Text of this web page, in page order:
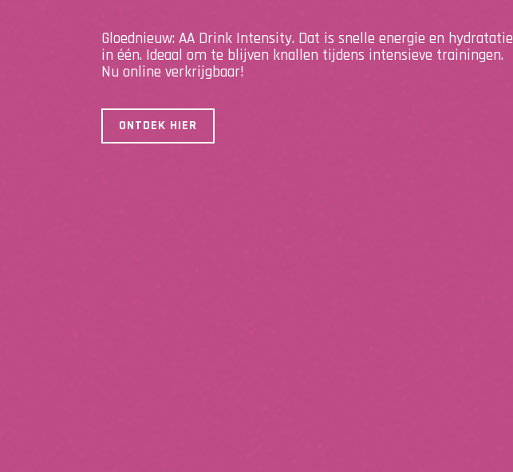
Gloednieuw: AA Drink Intensity. Dat is snelle energie en hydratatie
in één. Ideaal om te blijven knallen tijdens intensieve trainingen.
Nu online verkrijgbaar!
ONTDEK HIER